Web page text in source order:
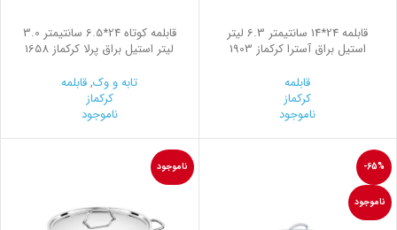
قابلمه 24*14 سانتیمتر 6.3 لیتر
استیل براق آسترا کرکماز 1903
قابلمه
کرکماز
ناموجود
قابلمه کوتاه 24*6.5 سانتیمتر 3.0
لیتر استیل براق پرلا کرکماز 1658
تابه و وک,قابلمه
کرکماز
ناموجود
-65%
ناموجود
ناموجود